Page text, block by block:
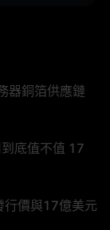
器銅箔供應鏈
底值不值 17
行價與17億美元